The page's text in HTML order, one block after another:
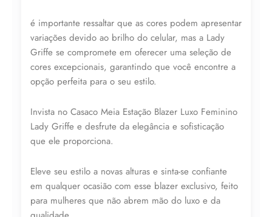
é importante ressaltar que as cores podem apresentar
variações devido ao brilho do celular, mas a Lady
Griffe se compromete em oferecer uma seleção de
cores excepcionais, garantindo que você encontre a
opção perfeita para o seu estilo.
Invista no Casaco Meia Estação Blazer Luxo Feminino
Lady Griffe e desfrute da elegância e sofisticação
que ele proporciona.
Eleve seu estilo a novas alturas e sinta-se confiante
em qualquer ocasião com esse blazer exclusivo, feito
para mulheres que não abrem mão do luxo e da